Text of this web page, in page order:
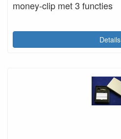
money-clip met 3 functies
Details